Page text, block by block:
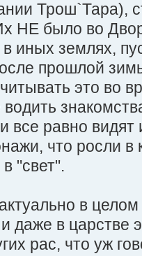
Трош`Тара),
НЕ было во
иных землях,
прошлой
это во
все равно видят
что росли в
"свет".
в
даже в царстве
рас, что уж